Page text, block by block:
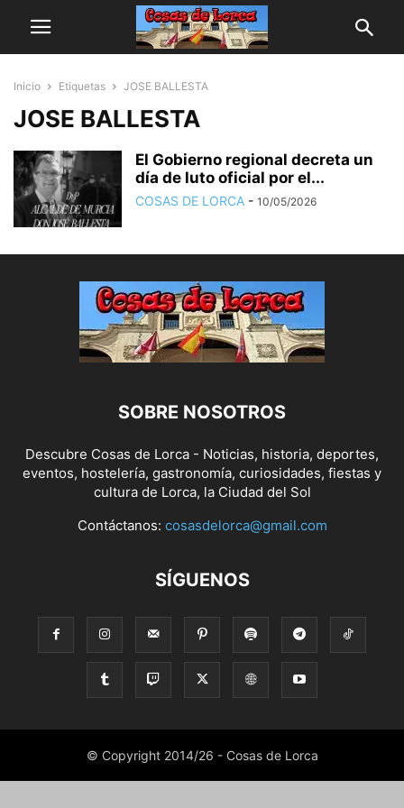
Inicio Etiquetas JOSE BALLESTA
JOSE BALLESTA
El Gobierno regional decreta un
día de luto oficial por el...
COSAS DE LORCA - 10/05/2026
SOBRE NOSOTROS
Descubre Cosas de Lorca - Noticias, historia, deportes,
eventos, hostelería, gastronomía, curiosidades, fiestas y
cultura de Lorca, la Ciudad del Sol
Contáctanos: cosasdelorca@gmail.com
SÍGUENOS
© Copyright 2014/26 - Cosas de Lorca